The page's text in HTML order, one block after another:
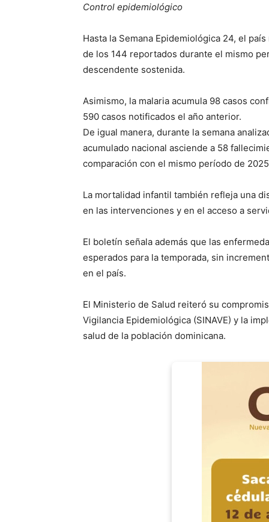
Control epidemiológico
Hasta la Semana Epidemiológica 24, el
de los 144 reportados durante el mismo
descendente sostenida.
Asimismo, la malaria acumula 98 casos
590 casos notificados el año anterior.
De igual manera, durante la semana
acumulado nacional asciende a 58
comparación con el mismo período de
La mortalidad infantil también refleja una
en las intervenciones y en el acceso a
El boletín señala además que las
esperados para la temporada, sin
en el país.
El Ministerio de Salud reiteró su
Vigilancia Epidemiológica (SINAVE) y la
salud de la población dominicana.